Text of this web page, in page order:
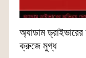
অ্যাডাম
ক্রুজে মুগ্ধ